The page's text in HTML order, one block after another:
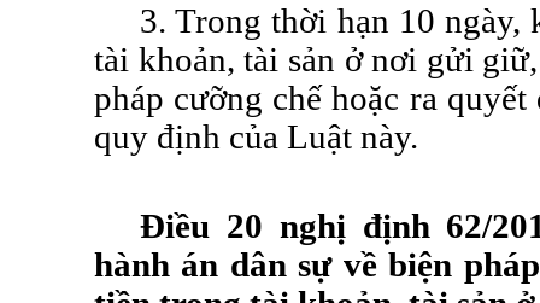
3. Trong thời hạn 10 ngày,
tài khoản, tài sản ở nơi gửi
pháp cưỡng chế hoặc ra
quy định của Luật này.
Điều 20 nghị định 62/
hành án dân sự về biện